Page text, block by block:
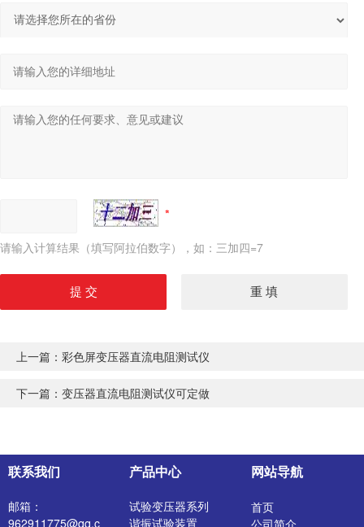
请输入计算结果（填写阿拉伯数字），如：三加四=7
上一篇： 彩色屏变压器直流电阻测试仪
下一篇： 变压器直流电阻测试仪可定做
联系我们
邮箱：
962911775@qq.c
产品中心
试验变压器系列
谐振试验装置
网站导航
首页
公司简介